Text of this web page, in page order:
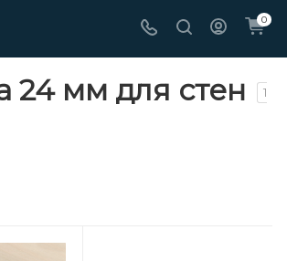
0
24 мм для стен
1